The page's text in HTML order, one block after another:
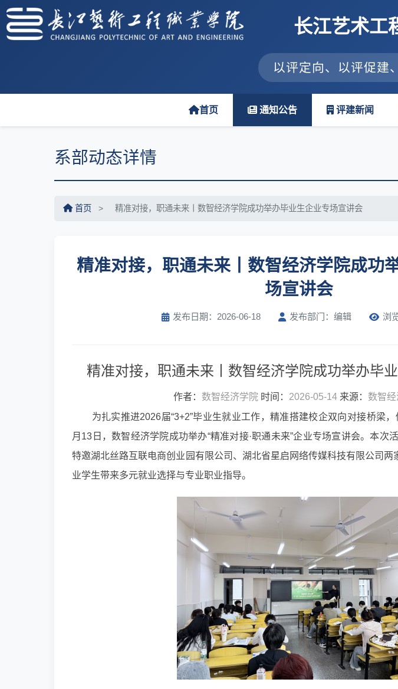
长江艺术工
以评定向、以评促建
首页 通知公告 评建新闻
系部动态详情
首页 > 精准对接，职通未来丨数智经济学院成功举办毕业生企业专场宣讲会
精准对接，职通未来丨数智经济学院成功
场宣讲会
发布日期：2026-06-18 发布部门：编辑 浏
精准对接，职通未来丨数智经济学院成功举办毕
作者： 数智经济学院 时间： 2026-05-14 来源： 数智
为扎实推进2026届“3+2”毕业生就业工作，精准搭建校企双向对接桥梁
月13日，数智经济学院成功举办“精准对接·职通未来”企业专场宣讲会。本次
特邀湖北丝路互联电商创业园有限公司、湖北省星启网络传媒科技有限公司两
业学生带来多元就业选择与专业职业指导。